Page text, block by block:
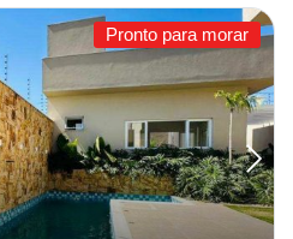
Pronto para morar